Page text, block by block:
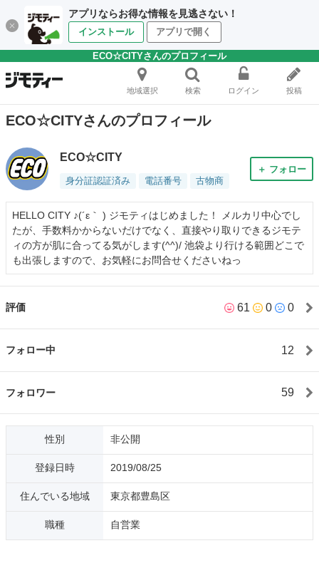
アプリならお得な情報を見逃さない！
インストール アプリで開く
ECO☆CITYさんのプロフィール
地域選択 検索 ログイン 投稿
ECO☆CITYさんのプロフィール
ECO☆CITY
身分証認証済み 電話番号 古物商
＋ フォロー
HELLO CITY ♪(´ε｀ ) ジモティはじめました！ メルカリ中心でし
たが、手数料かからないだけでなく、直接やり取りできるジモテ
ィの方が肌に合ってる気がします(^^)/ 池袋より行ける範囲どこで
も出張しますので、お気軽にお問合せくださいねっ
評価 61 0 0
フォロー中 12
フォロワー 59
性別 非公開
登録日時 2019/08/25
住んでいる地域 東京都豊島区
職種 自営業